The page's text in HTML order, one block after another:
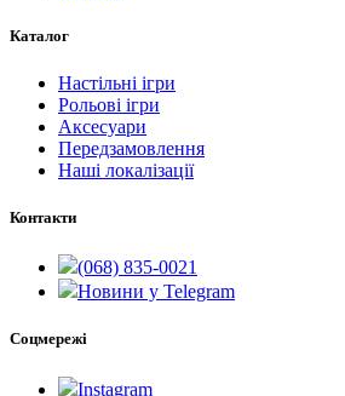
Каталог
Настільні ігри
Рольові ігри
Аксесуари
Передзамовлення
Наші локалізації
Контакти
(068) 835-0021
Новини у Telegram
Соцмережі
Instagram